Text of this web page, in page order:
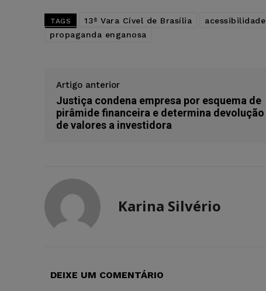
TAGS 13ª Vara Cível de Brasília acessibilidade
propaganda enganosa
Artigo anterior
Justiça condena empresa por esquema de
pirâmide financeira e determina devolução
de valores a investidora
Karina Silvério
DEIXE UM COMENTÁRIO